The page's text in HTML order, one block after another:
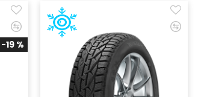
-19 %